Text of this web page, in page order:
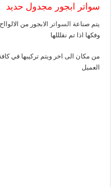
سواتر ابجور مجدول حديد
يتم صناعةالسواتر الابجور من الالوااح
وفكها اذا تم نقلللها
من مكان الى اخر ويتم تركيبها في
العميل